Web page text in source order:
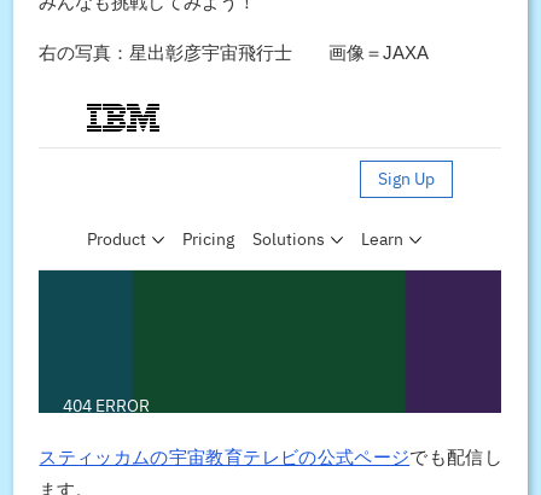
右の写真：星出彰彦宇宙飛行士 画像＝JAXA
スティッカムの宇宙教育テレビの公式ページでも配信し
ます。